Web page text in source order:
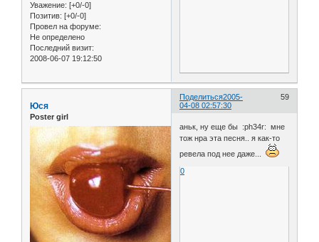
Уважение: [+0/-0]
Позитив: [+0/-0]
Провел на форуме:
Не определено
Последний визит:
2008-06-07 19:12:50
Поделиться 59
2005-
04-08 02:57:30
Юся
Poster girl
аньк, ну еще бы :ph34r: мне
тож нра эта песня.. я как-то
ревела под нее даже...
0